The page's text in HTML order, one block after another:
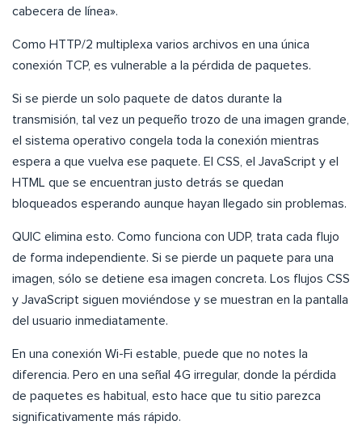
cabecera de línea».
Como HTTP/2 multiplexa varios archivos en una única
conexión TCP, es vulnerable a la pérdida de paquetes.
Si se pierde un solo paquete de datos durante la
transmisión, tal vez un pequeño trozo de una imagen grande,
el sistema operativo congela toda la conexión mientras
espera a que vuelva ese paquete. El CSS, el JavaScript y el
HTML que se encuentran justo detrás se quedan
bloqueados esperando aunque hayan llegado sin problemas.
QUIC elimina esto. Como funciona con UDP, trata cada flujo
de forma independiente. Si se pierde un paquete para una
imagen, sólo se detiene esa imagen concreta. Los flujos CSS
y JavaScript siguen moviéndose y se muestran en la pantalla
del usuario inmediatamente.
En una conexión Wi-Fi estable, puede que no notes la
diferencia. Pero en una señal 4G irregular, donde la pérdida
de paquetes es habitual, esto hace que tu sitio parezca
significativamente más rápido.